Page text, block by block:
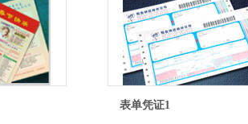
表单凭证1